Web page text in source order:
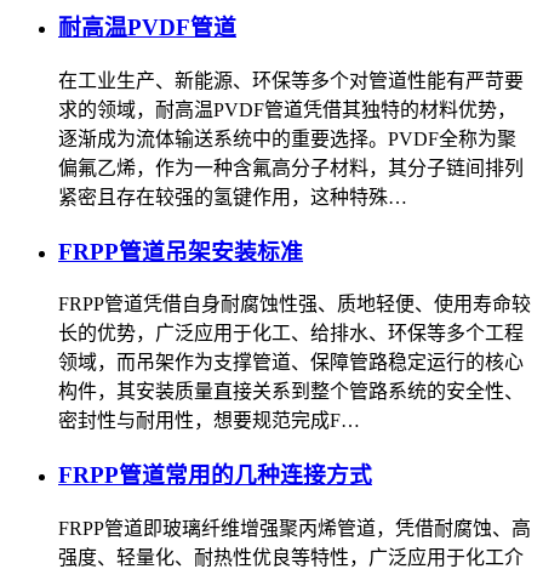
耐高温PVDF管道
在工业生产、新能源、环保等多个对管道性能有严苛要
求的领域，耐高温PVDF管道凭借其独特的材料优势，
逐渐成为流体输送系统中的重要选择。PVDF全称为聚
偏氟乙烯，作为一种含氟高分子材料，其分子链间排列
紧密且存在较强的氢键作用，这种特殊…
FRPP管道吊架安装标准
FRPP管道凭借自身耐腐蚀性强、质地轻便、使用寿命较
长的优势，广泛应用于化工、给排水、环保等多个工程
领域，而吊架作为支撑管道、保障管路稳定运行的核心
构件，其安装质量直接关系到整个管路系统的安全性、
密封性与耐用性，想要规范完成F…
FRPP管道常用的几种连接方式
FRPP管道即玻璃纤维增强聚丙烯管道，凭借耐腐蚀、高
强度、轻量化、耐热性优良等特性，广泛应用于化工介